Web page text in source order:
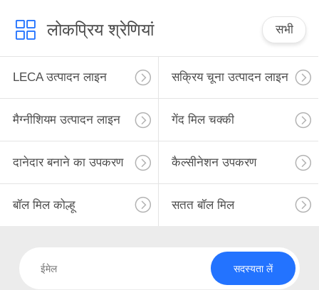
लोकप्रिय श्रेणियां सभी
LECA उत्पादन लाइन सक्रिय चूना उत्पादन लाइन
मैग्नीशियम उत्पादन लाइन गेंद मिल चक्की
दानेदार बनाने का उपकरण कैल्सीनेशन उपकरण
बॉल मिल कोल्हू सतत बॉल मिल
सदस्यता लें